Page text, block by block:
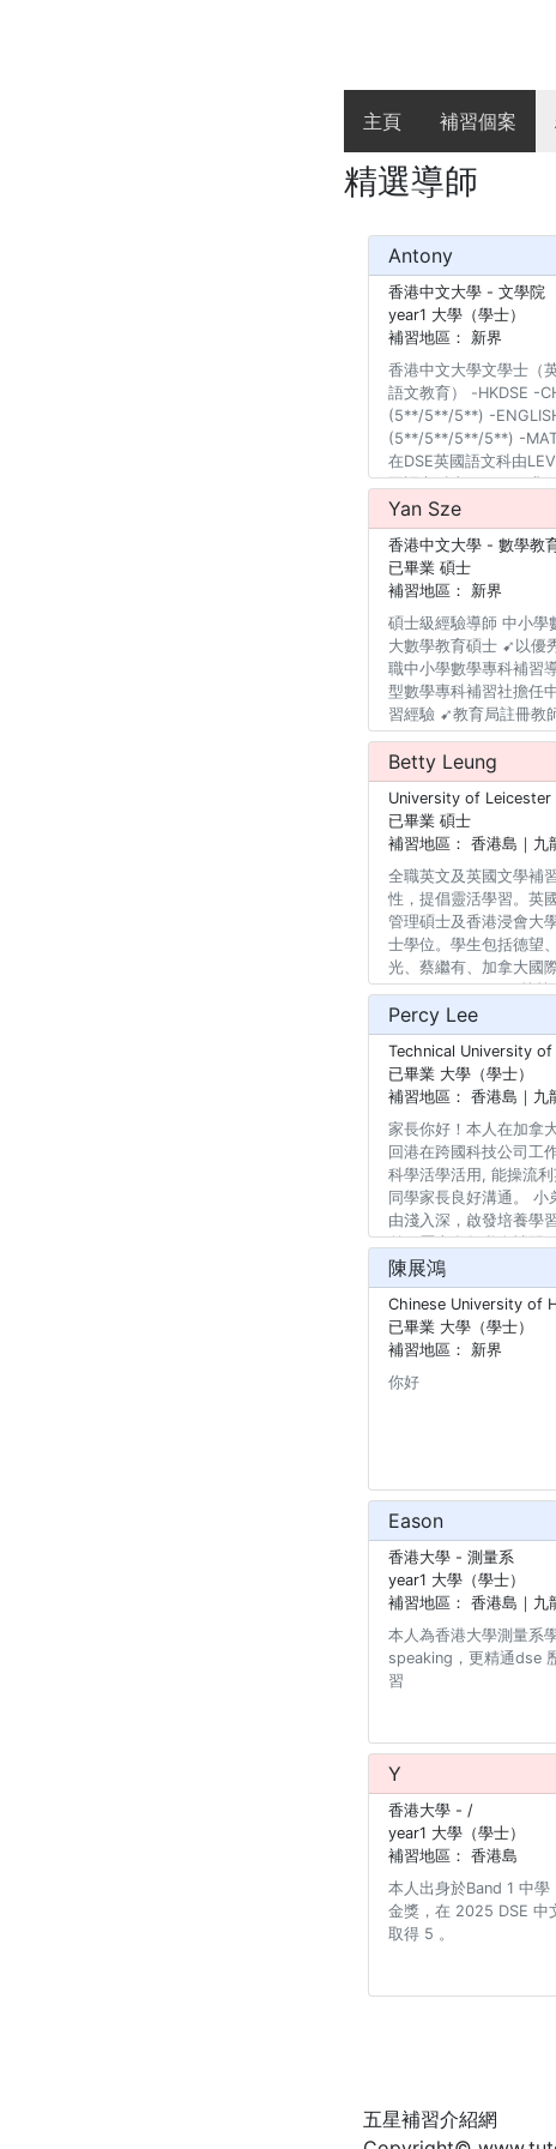
主頁 補習個案
精選導師
Antony
香港中文大學 - 文學院
year1 大學（學士）
補習地區： 新界
香港中文大學文學士（
語文教育） -HKDSE -
(5**/5**/5**) -
(5**/5**/5**/5**) -
在DSE英國語文科由
國語文科由LEVEL 5升
由LEVEL 1升LEVEL 3
1升LEVEL 4 -4名中六
LEVEL 4 補習內容: -
生由Band 2成績提升至
行解決問題的能力 -有
有責任心，認真，守時
學生弱點講解 -針對弱
升學生的應試技巧 -配
完成功課 -擅長觀察學
相應學習計劃，全方位
及安排時間 -學生大多
Con, DBS, Island
School, Queen’s
Pak U Secondary
助學生提升成績，曾令
-深受學生及家長好評，
步、理解能力亦大幅度
幫助家長理解學生進度
跟進服務
Yan Sze
香港中文大學 - 數學教
已畢業 碩士
補習地區： 新界
碩士級經驗導師 中小學
大數學教育碩士 ➹以優
職中小學數學專科補習
型數學專科補習社擔任
習經驗 ➹教育局註冊教
Betty Leung
University of Leicester
已畢業 碩士
補習地區： 香港島｜九
全職英文及英國文學補
性，提倡靈活學習。英
管理碩士及香港浸會大
士學位。學生包括德望
光、蔡繼有、加拿大國
Secondary School等等
專長教授英文寫作及引
考試及公開試甚有心得
Percy Lee
Technical University
已畢業 大學（學士）
補習地區： 香港島｜九
家長你好！本人在加拿
回港在跨國科技公司工
科學活學活用, 能操流
同學家長良好溝通。 小
由淺入深，啟發培養學
弟經歷十多年私人補習
補習範圍由基礎英文，
理及M1+M2, 及大專電
的考慮及支持
陳展鴻
Chinese University of
已畢業 大學（學士）
補習地區： 新界
你好
Eason
香港大學 - 測量系
year1 大學（學士）
補習地區： 香港島｜九
本人為香港大學測量系
speaking，更精通dse
習
Y
香港大學 - /
year1 大學（學士）
補習地區： 香港島
本人出身於Band 1 中
金獎，在 2025 DSE 中
取得 5 。
五星補習介紹網